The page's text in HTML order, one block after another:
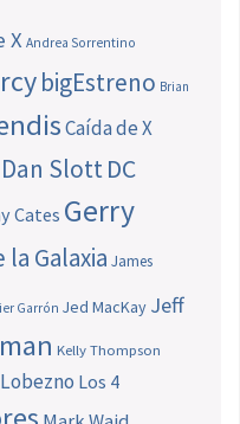
X Andrea Sorrentino
bigEstreno Brian
Caída de X
Dan SlottDC
Cates Gerry
Galaxia James
Garrón Jed MacKay Jeff
Kelly Thompson
Lobezno Los 4